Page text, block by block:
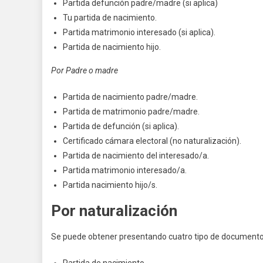
Partida defunción padre/madre (si aplica)
Tu partida de nacimiento.
Partida matrimonio interesado (si aplica).
Partida de nacimiento hijo.
Por Padre o madre
Partida de nacimiento padre/madre.
Partida de matrimonio padre/madre.
Partida de defunción (si aplica).
Certificado cámara electoral (no naturalización).
Partida de nacimiento del interesado/a.
Partida matrimonio interesado/a.
Partida nacimiento hijo/s.
Por naturalización
Se puede obtener presentando cuatro tipo de